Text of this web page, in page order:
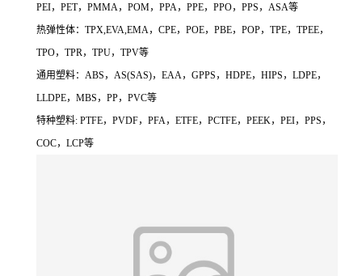
PEI，PET，PMMA，POM，PPA，PPE，PPO，PPS，ASA等
热弹性体：TPX,EVA,EMA，CPE，POE，PBE，POP，TPE，TPEE，
TPO，TPR，TPU，TPV等
通用塑料：ABS，AS(SAS)，EAA，GPPS，HDPE，HIPS，LDPE，
LLDPE，MBS，PP，PVC等
特种塑料: PTFE，PVDF，PFA，ETFE，PCTFE，PEEK，PEI，PPS，
COC，LCP等